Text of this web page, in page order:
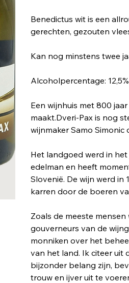
Benedictus wit is een
gerechten, gezouten
Kan nog minstens twee
Alcoholpercentage: 12,5%
Een wijnhuis met 800
maakt.Dveri-Pax is nog
wijnmaker Samo
Het landgoed werd in
edelman en heeft
Slovenië. De wijn werd
karren door de boeren
Zoals de meeste
gouverneurs van de
monniken over het
van het land. Ik citeer uit
bijzonder belang zijn,
trouw en ijver uit te